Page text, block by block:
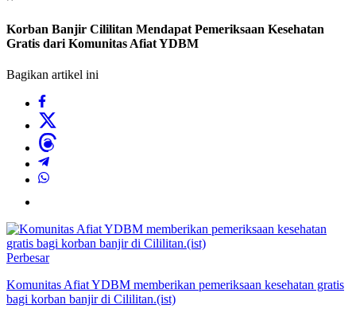
Korban Banjir Cililitan Mendapat Pemeriksaan Kesehatan
Gratis dari Komunitas Afiat YDBM
Bagikan artikel ini
Perbesar
Komunitas Afiat YDBM memberikan pemeriksaan kesehatan gratis
bagi korban banjir di Cililitan.(ist)